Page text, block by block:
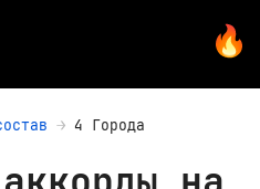
4 Города